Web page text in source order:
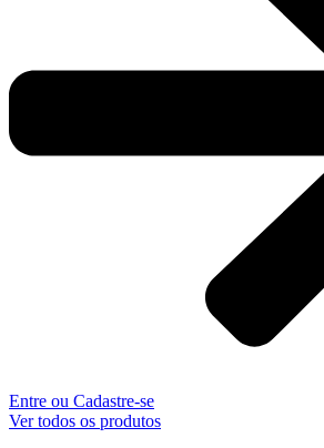
Entre ou Cadastre-se
Ver todos os produtos